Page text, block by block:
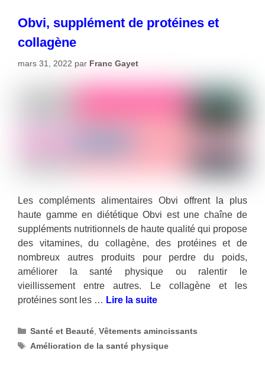
Obvi, supplément de protéines et
collagène
mars 31, 2022 par Franc Gayet
Les compléments alimentaires Obvi offrent la plus
haute gamme en diététique Obvi est une chaîne de
suppléments nutritionnels de haute qualité qui propose
des vitamines, du collagène, des protéines et de
nombreux autres produits pour perdre du poids,
améliorer la santé physique ou ralentir le
vieillissement entre autres. Le collagène et les
protéines sont les … Lire la suite
Catégories
Santé et Beauté ,Vêtements amincissants
Étiquettes
Amélioration de la santé physique